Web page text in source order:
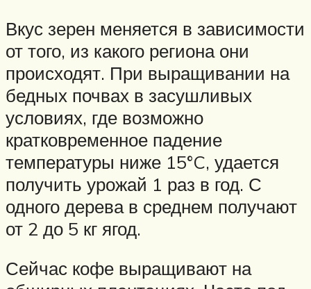
Вкус зерен меняется в зависимости
от того, из какого региона они
происходят. При выращивании на
бедных почвах в засушливых
условиях, где возможно
кратковременное падение
температуры ниже 15°C, удается
получить урожай 1 раз в год. С
одного дерева в среднем получают
от 2 до 5 кг ягод.
Сейчас кофе выращивают на